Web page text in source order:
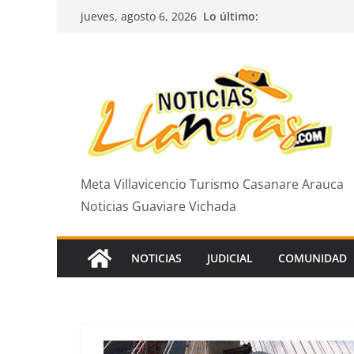
Saltarjueves, agosto 6, 2026 Lo último:
Meta Villavicencio Turismo Casanare Arauca
Noticias Guaviare Vichada
NOTICIAS JUDICIAL COMUNIDAD